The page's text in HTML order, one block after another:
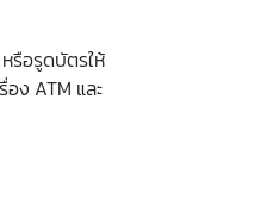
รือรูดบัตรให้
ง ATM และ